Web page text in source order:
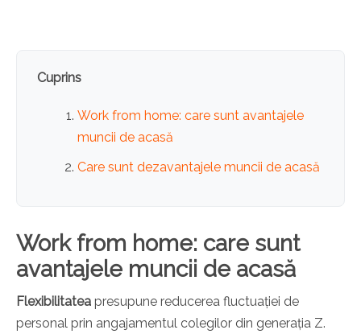
Cuprins
Work from home: care sunt avantajele
muncii de acasă
Care sunt dezavantajele muncii de acasă
Work from home: care sunt
avantajele muncii de acasă
Flexibilitatea presupune reducerea fluctuației de
personal prin angajamentul colegilor din generația Z.